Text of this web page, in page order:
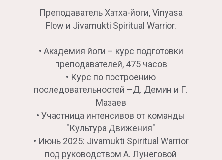
Преподаватель Хатха-йоги, Vinyasa
Flow и Jivamukti Spiritual Warrior.
• Академия йоги – курс подготовки
преподавателей, 475 часов
• Курс по построению
последовательностей –Д. Демин и Г.
Мазаев
• Участница интенсивов от команды
"Культура Движения"
• Июнь 2025: Jivamukti Spiritual Warrior
под руководством А. Лунеговой